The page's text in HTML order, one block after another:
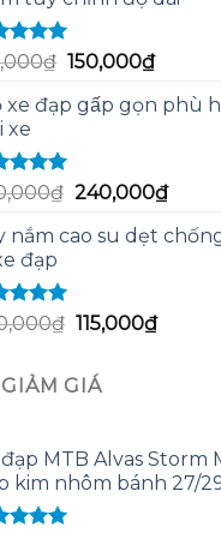
60,000₫.là:
xếp₫ Giá
là:
150,000₫Giá
tại
xe đạp gấp gọn phù
xe
xếp₫ Giá
là:
240,000₫Giá
tại
nắm cao su dẹt
đạp
xếp₫ Giá
là:
220,000₫.
115,000₫Giá
GIÁ
MTB Alvas Storm
kim nhôm bánh 27/29